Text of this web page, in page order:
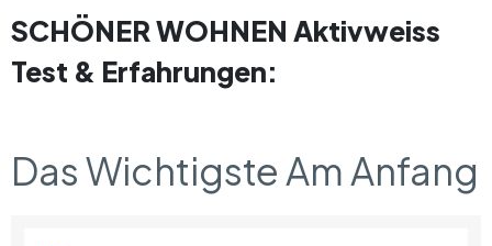
SCHÖNER WOHNEN Aktivweiss
Test & Erfahrungen:
Das Wichtigste Am Anfang